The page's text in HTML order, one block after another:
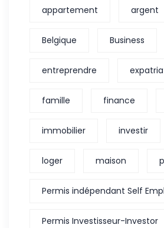
appartement argent
Belgique Business
entreprendre
famille finance
immobilier investir
loger maison
Permis indépendant Self
Permis Investisseur-Investor